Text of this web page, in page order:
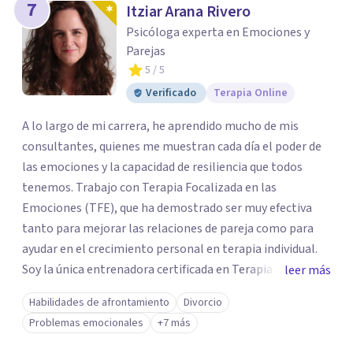
7 Itziar Arana Rivero
Psicóloga experta en Emociones y
Parejas
5 / 5
Verificado
Terapia Online
A lo largo de mi carrera, he aprendido mucho de mis
consultantes, quienes me muestran cada día el poder de
las emociones y la capacidad de resiliencia que todos
tenemos. Trabajo con Terapia Focalizada en las
Emociones (TFE), que ha demostrado ser muy efectiva
tanto para mejorar las relaciones de pareja como para
ayudar en el crecimiento personal en terapia individual.
Soy la única entrenadora certificada en Terapia
Focalizada en las Emociones (TFE) en España, además de
supervisora y terapeuta certificada. La TFE ha
demostrado una mejora significativa en las relaciones,
leer más
Habilidades de afrontamiento
Divorcio
Problemas emocionales
+7 más